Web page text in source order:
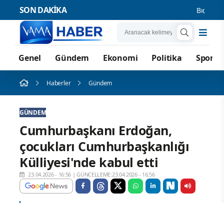
SON DAKİKA Bıçak ve
Genel Gündem Ekonomi Politika Spor
Haberler Gündem
GÜNDEM
Cumhurbaşkanı Erdoğan,
çocukları Cumhurbaşkanlığı
Külliyesi'nde kabul etti
23.04.2026 - 16:56 |GÜNCELLEME:23.04.2026 - 16:56